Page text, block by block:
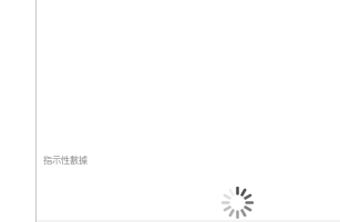
指示性數據